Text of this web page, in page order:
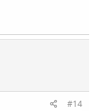
#14